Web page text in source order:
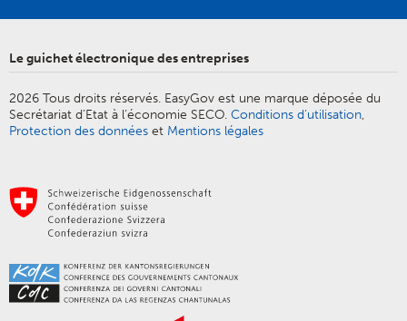
Le guichet électronique des entreprises
2026 Tous droits réservés. EasyGov est une marque déposée du
Secrétariat d’Etat à l’économie SECO. Conditions d’utilisation,
Protection des données et Mentions légales